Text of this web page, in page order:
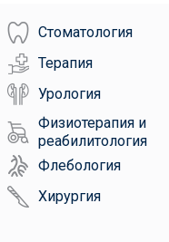
Стоматология
Терапия
Урология
Физиотерапия и
реабилитология
Флебология
Хирургия